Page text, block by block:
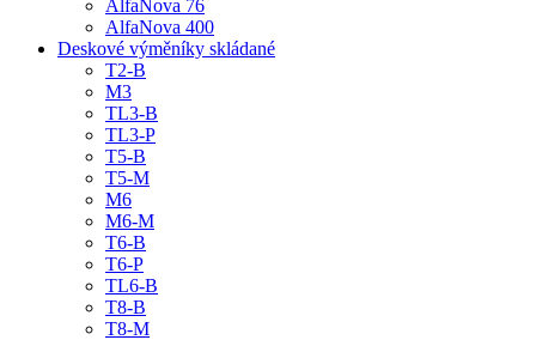
AlfaNova 76
AlfaNova 400
Deskové výměníky skládané
T2-B
M3
TL3-B
TL3-P
T5-B
T5-M
M6
M6-M
T6-B
T6-P
TL6-B
T8-B
T8-M